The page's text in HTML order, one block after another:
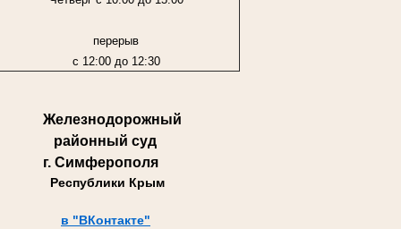
перерыв
с 12:00 до 12:30
Железнодорожный
районный суд
г. Симферополя
Республики Крым
в "ВКонтакте"